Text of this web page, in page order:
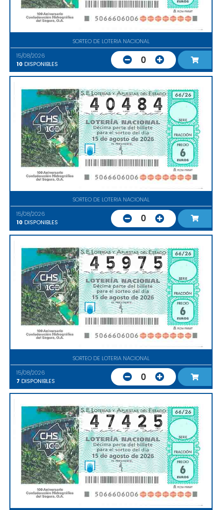
SORTEO DE LOTERIA NACIONAL
15/08/2026
10 DISPONIBLES 0
SORTEO DE LOTERIA NACIONAL
15/08/2026
10 DISPONIBLES 0
SORTEO DE LOTERIA NACIONAL
15/08/2026
7 DISPONIBLES 0